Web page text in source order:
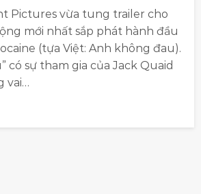
Pictures vừa tung trailer cho
mới nhất sắp phát hành đầu
(tựa Việt: Anh không đau).
có sự tham gia của Jack Quaid
vai…